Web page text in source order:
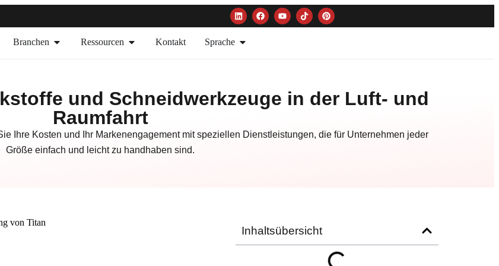
Branchen Ressourcen Kontakt Sprache
und Schneidwerkzeuge in der Luft- und
Raumfahrt
Ihre Kosten und Ihr Markenengagement mit speziellen Dienstleistungen, die für Unternehmen jeder
Größe einfach und leicht zu handhaben sind.
Inhaltsübersicht